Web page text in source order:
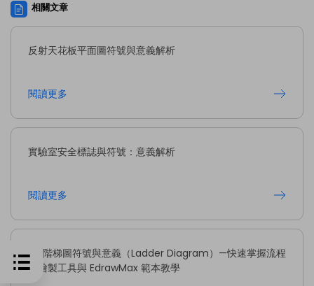
相關文章
反射天花板平面圖符號與意義解析
閱讀更多
實驗室安全標誌與符號：意義解析
閱讀更多
plc階梯圖符號與意義（Ladder Diagram）—快速掌握流程
圖繪製工具與 EdrawMax 範本教學